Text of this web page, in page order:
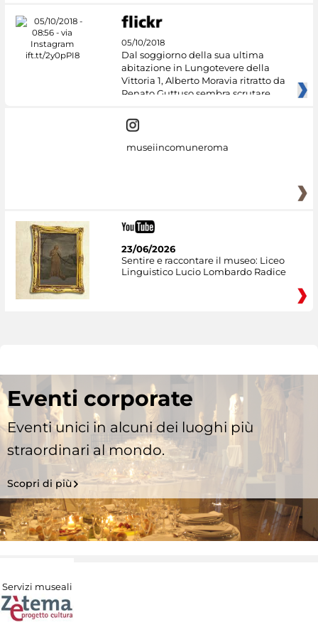
05/10/2018
Dal soggiorno della sua ultima
abitazione in Lungotevere della
Vittoria 1, Alberto Moravia ritratto da
Renato Guttuso sembra scrutare
museiincomuneroma
23/06/2026
Sentire e raccontare il museo: Liceo
Linguistico Lucio Lombardo Radice
Eventi corporate
Eventi unici in alcuni dei luoghi più
straordinari al mondo.
Scopri di più
Servizi museali